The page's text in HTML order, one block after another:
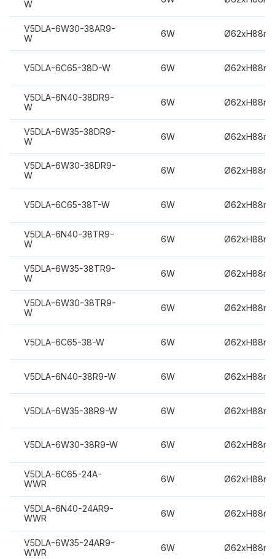
W
V5DLA-6W30-38AR9-
W
6W
V5DLA-6C65-38D-W 6W
V5DLA-6N40-38DR9-
W
6W
V5DLA-6W35-38DR9-
W
6W
V5DLA-6W30-38DR9-
W
6W
V5DLA-6C65-38T-W 6W
V5DLA-6N40-38TR9-
W
6W
V5DLA-6W35-38TR9-
W
6W
V5DLA-6W30-38TR9-
W
6W
V5DLA-6C65-38-W 6W
V5DLA-6N40-38R9-W 6W
V5DLA-6W35-38R9-W 6W
V5DLA-6W30-38R9-W 6W
V5DLA-6C65-24A-
WWR
6W
V5DLA-6N40-24AR9-
WWR
6W
V5DLA-6W35-24AR9-
WWR
6W